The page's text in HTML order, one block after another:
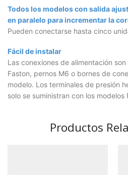
Todos los modelos con salida
en paralelo para incrementar la
Pueden conectarse hasta cinco
Fácil de instalar
Las conexiones de alimentación
Faston, pernos M6 o bornes de
modelo. Los terminales de presión
solo se suministran con los modelos
Productos